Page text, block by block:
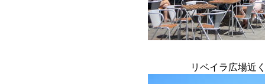
リベイラ広場近